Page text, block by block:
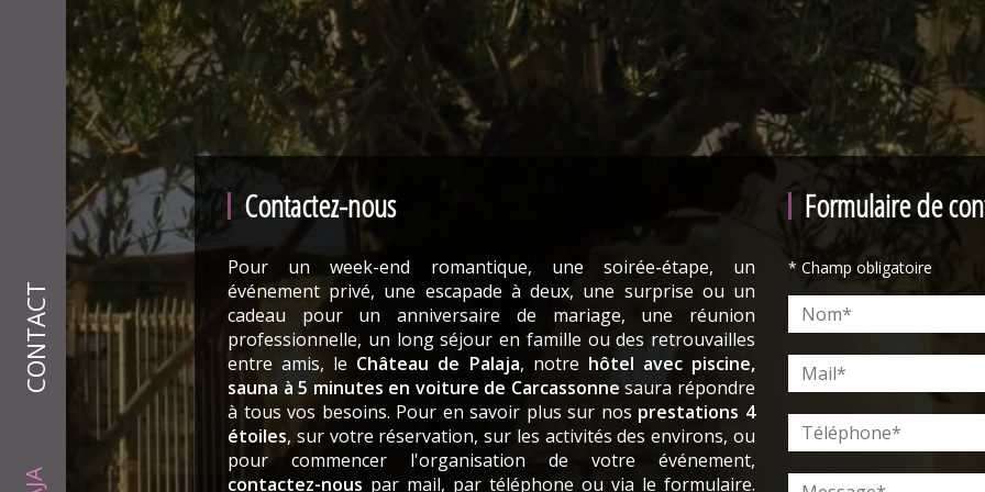
CONTACT
Contactez-nous
Pour un week-end romantique, une soirée-étape, un
événement privé, une escapade à deux, une surprise ou un
cadeau pour un anniversaire de mariage, une réunion
professionnelle, un long séjour en famille ou des retrouvailles
entre amis, le Château de Palaja, notre hôtel avec piscine,
sauna à 5 minutes en voiture de Carcassonnesaura répondre
à tous vos besoins. Pour en savoir plus sur nos prestations 4
étoiles, sur votre réservation, sur les activités des environs, ou
pour commencer l'organisation de votre événement,
contactez-nous par mail, par téléphone ou via le formulaire.
Formulaire de
* Champ obligatoire